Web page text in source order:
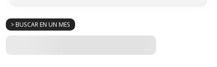
> BUSCAR EN UN MES